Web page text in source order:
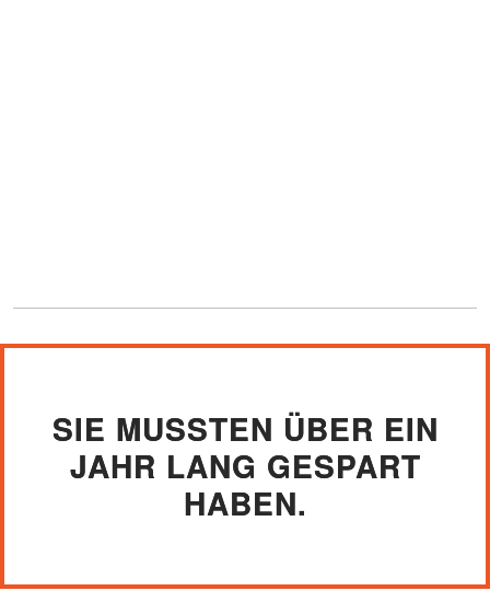
SIE MUSSTEN ÜBER EIN
JAHR LANG GESPART
HABEN.